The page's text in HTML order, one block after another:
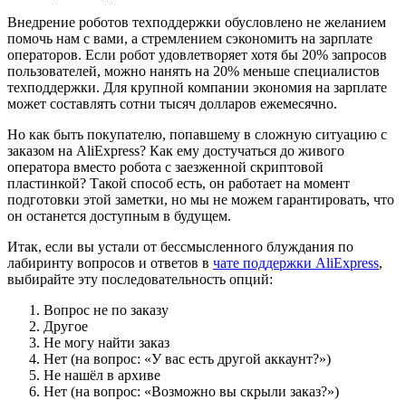
Внедрение роботов техподдержки обусловлено не желанием
помочь нам с вами, а стремлением сэкономить на зарплате
операторов. Если робот удовлетворяет хотя бы 20% запросов
пользователей, можно нанять на 20% меньше специалистов
техподдержки. Для крупной компании экономия на зарплате
может составлять сотни тысяч долларов ежемесячно.
Но как быть покупателю, попавшему в сложную ситуацию с
заказом на AliExpress? Как ему достучаться до живого
оператора вместо робота с заезженной скриптовой
пластинкой? Такой способ есть, он работает на момент
подготовки этой заметки, но мы не можем гарантировать, что
он останется доступным в будущем.
Итак, если вы устали от бессмысленного блуждания по
лабиринту вопросов и ответов в чате поддержки AliExpress,
выбирайте эту последовательность опций:
Вопрос не по заказу
Другое
Не могу найти заказ
Нет (на вопрос: «У вас есть другой аккаунт?»)
Не нашёл в архиве
Нет (на вопрос: «Возможно вы скрыли заказ?»)